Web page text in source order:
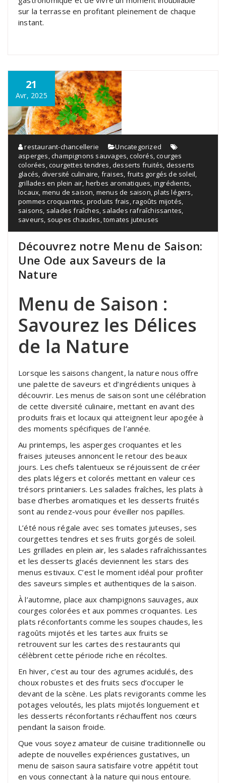
sur la terrasse en profitant pleinement de chaque
instant.
21
Avr, 2025
restaurant-chancellerie
Uncategorized
asperges,champignons sauvages,colorés,courges
colorées,courgettes tendres,desserts fruités, desserts
glacés, diversité culinaire, fraises, fruits gorgés de soleil,
grillades en plein air, herbes aromatiques, ingrédients,
locaux, menu de saison, menus de saison,plats légers,
pommes croquantes, produits frais,ragoûts mijotés,
saisons, salades fraîches, salades rafraîchissantes,
saveurs, soupes chaudes,tomates juteuses
Découvrez notre Menu de Saison:
Une Ode aux Saveurs de la
Nature
Menu de Saison :
Savourez les Délices
de la Nature
Lorsque les saisons changent, la nature nous offre
une palette de saveurs et d’ingrédients uniques à
découvrir. Les menus de saison sont une célébration
de cette diversité culinaire, mettant en avant des
produits frais et locaux qui atteignent leur apogée à
des moments spécifiques de l’année.
Au printemps, les asperges croquantes et les
fraises juteuses annoncent le retour des beaux
jours. Les chefs talentueux se réjouissent de créer
des plats légers et colorés mettant en valeur ces
trésors printaniers. Les salades fraîches, les plats à
base d’herbes aromatiques et les desserts fruités
sont au rendez-vous pour éveiller nos papilles.
L’été nous régale avec ses tomates juteuses, ses
courgettes tendres et ses fruits gorgés de soleil.
Les grillades en plein air, les salades rafraîchissantes
et les desserts glacés deviennent les stars des
menus estivaux. C’est le moment idéal pour profiter
des saveurs simples et authentiques de la saison.
À l’automne, place aux champignons sauvages, aux
courges colorées et aux pommes croquantes. Les
plats réconfortants comme les soupes chaudes, les
ragoûts mijotés et les tartes aux fruits se
retrouvent sur les cartes des restaurants qui
célèbrent cette période riche en récoltes.
En hiver, c’est au tour des agrumes acidulés, des
choux robustes et des fruits secs d’occuper le
devant de la scène. Les plats revigorants comme les
potages veloutés, les plats mijotés longuement et
les desserts réconfortants réchauffent nos cœurs
pendant la saison froide.
Que vous soyez amateur de cuisine traditionnelle ou
adepte de nouvelles expériences gustatives, un
menu de saison saura satisfaire votre appétit tout
en vous connectant à la nature qui nous entoure.